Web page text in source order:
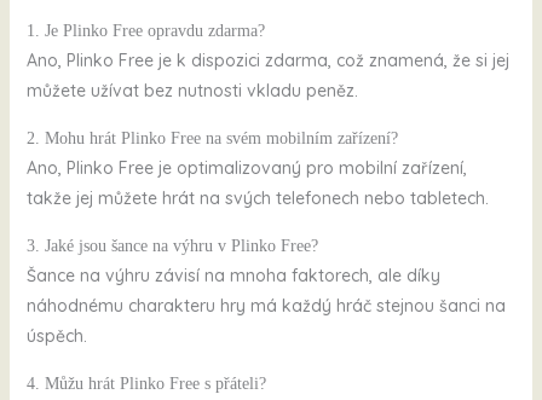
1. Je Plinko Free opravdu zdarma?
Ano, Plinko Free je k dispozici zdarma, což znamená, že si jej
můžete užívat bez nutnosti vkladu peněz.
2. Mohu hrát Plinko Free na svém mobilním zařízení?
Ano, Plinko Free je optimalizovaný pro mobilní zařízení,
takže jej můžete hrát na svých telefonech nebo tabletech.
3. Jaké jsou šance na výhru v Plinko Free?
Šance na výhru závisí na mnoha faktorech, ale díky
náhodnému charakteru hry má každý hráč stejnou šanci na
úspěch.
4. Můžu hrát Plinko Free s přáteli?